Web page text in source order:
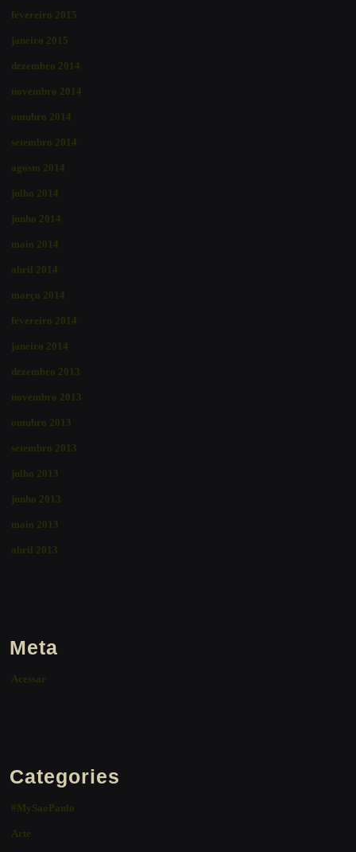
fevereiro 2015
janeiro 2015
dezembro 2014
novembro 2014
outubro 2014
setembro 2014
agosto 2014
julho 2014
junho 2014
maio 2014
abril 2014
março 2014
fevereiro 2014
janeiro 2014
dezembro 2013
novembro 2013
outubro 2013
setembro 2013
julho 2013
junho 2013
maio 2013
abril 2013
Meta
Acessar
Categories
#MySaoPaulo
Arte